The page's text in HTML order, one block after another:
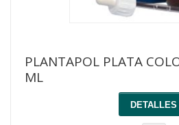
PLANTAPOL PLATA
ML
DETALLES